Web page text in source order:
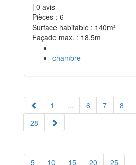
| 0 avis
Pièces : 6
Surface habitable : 140m²
Façade max. : 18.5m
chambre
1 ... 6 7 8
28
5 10 15 20 25